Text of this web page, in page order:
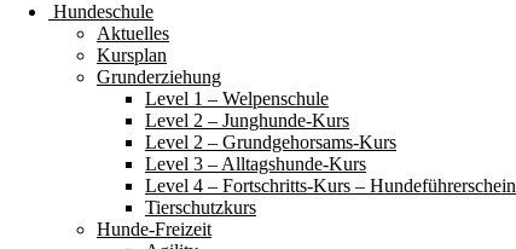
Hundeschule
Aktuelles
Kursplan
Grunderziehung
Level 1 – Welpenschule
Level 2 – Junghunde-Kurs
Level 2 – Grundgehorsams-Kurs
Level 3 – Alltagshunde-Kurs
Level 4 – Fortschritts-Kurs – Hundeführerschein
Tierschutzkurs
Hunde-Freizeit